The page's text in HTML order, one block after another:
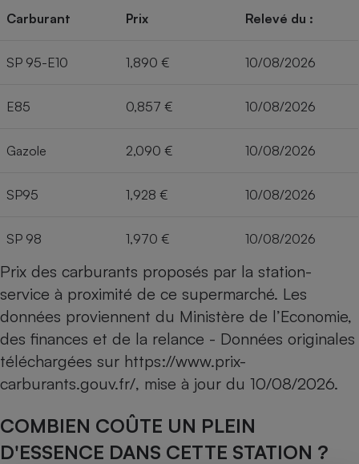
Carburant Prix Relevé du :
SP 95-E10 1,890 € 10/08/2026
E85 0,857 € 10/08/2026
Gazole 2,090 € 10/08/2026
SP95 1,928 € 10/08/2026
SP 98 1,970 € 10/08/2026
Prix des carburants proposés par la station-
service à proximité de ce supermarché. Les
données proviennent du Ministère de l’Economie,
des finances et de la relance - Données originales
téléchargées sur https://www.prix-
carburants.gouv.fr/, mise à jour du 10/08/2026.
COMBIEN COÛTE UN PLEIN
D'ESSENCE DANS CETTE STATION ?